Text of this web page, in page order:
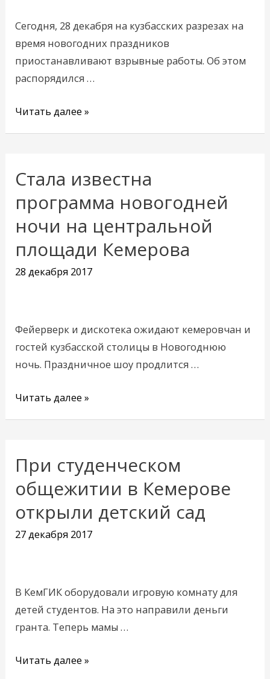
Сегодня, 28 декабря на кузбасских разрезах на
время новогодних праздников
приостанавливают взрывные работы. Об этом
распорядился …
на
разрезах
Читать далее »
Стала известна
программа новогодней
ночи на центральной
площади Кемерова
28 декабря 2017
Фейерверк и дискотека ожидают кемеровчан и
гостей кузбасской столицы в Новогоднюю
ночь. Праздничное шоу продлится …
Стала
программа
новогодней
ночи
центральной
Читать далее »
При студенческом
общежитии в Кемерове
открыли детский сад
27 декабря 2017
В КемГИК оборудовали игровую комнату для
детей студентов. На это направили деньги
гранта. Теперь мамы …
При
студенческом
общежитии
в
Кемерове
Читать далее »